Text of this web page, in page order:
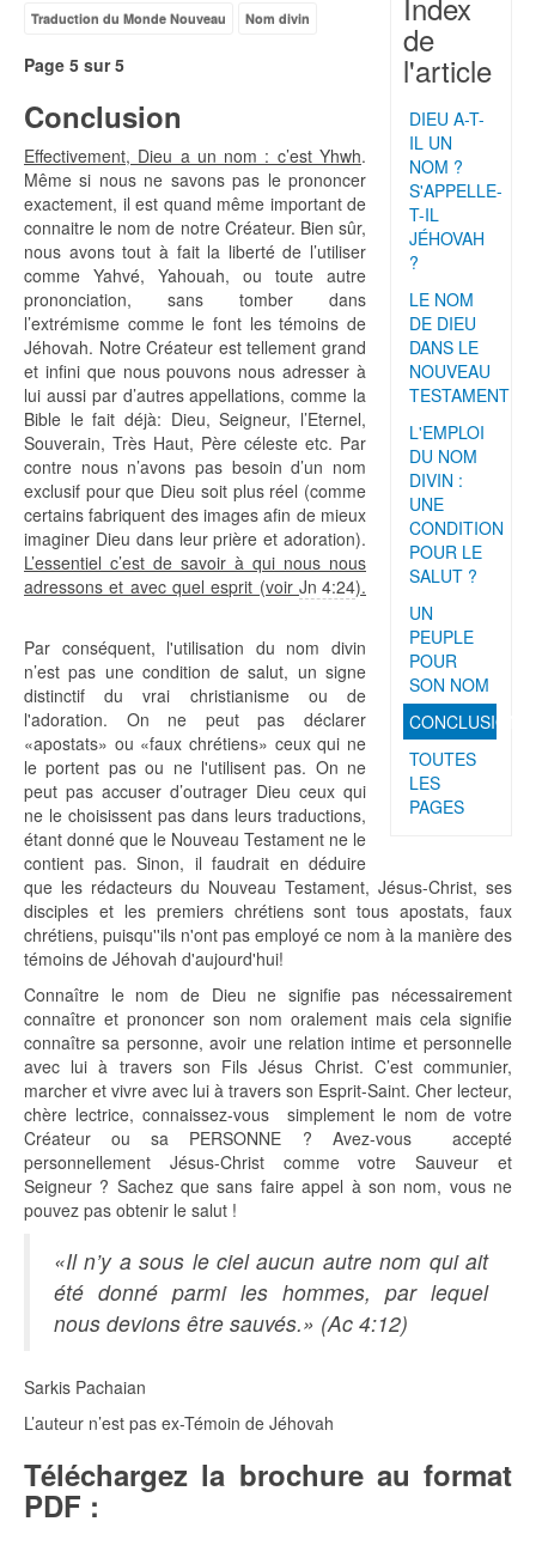
de
l'article
DIEU A-T-
IL UN
NOM ?
S'APPELLE-
T-IL
JÉHOVAH
?
LE NOM
DE DIEU
DANS LE
NOUVEAU
TESTAMENT
L'EMPLOI
DU NOM
DIVIN :
UNE
CONDITION
POUR LE
SALUT ?
UN
PEUPLE
POUR
SON NOM
CONCLUSION
TOUTES
LES
PAGES
Traduction du Monde Nouveau
Nom divin
Page 5 sur 5
Conclusion
Effectivement, Dieu a un nom : c’est Yhwh.
Même si nous ne savons pas le prononcer
exactement, il est quand même important de
connaitre le nom de notre Créateur. Bien sûr,
nous avons tout à fait la liberté de l’utiliser
comme Yahvé, Yahouah, ou toute autre
prononciation, sans tomber dans
l’extrémisme comme le font les témoins de
Jéhovah. Notre Créateur est tellement grand
et infini que nous pouvons nous adresser à
lui aussi par d’autres appellations, comme la
Bible le fait déjà: Dieu, Seigneur, l’Eternel,
Souverain, Très Haut, Père céleste etc. Par
contre nous n’avons pas besoin d’un nom
exclusif pour que Dieu soit plus réel (comme
certains fabriquent des images afin de mieux
imaginer Dieu dans leur prière et adoration).
L’essentiel c’est de savoir à qui nous nous
adressons et avec quel esprit (voir Jn 4:24).
Par conséquent, l'utilisation du nom divin
n’est pas une condition de salut, un signe
distinctif du vrai christianisme ou de
l'adoration. On ne peut pas déclarer
«apostats» ou «faux chrétiens» ceux qui ne
le portent pas ou ne l'utilisent pas. On ne
peut pas accuser d’outrager Dieu ceux qui
ne le choisissent pas dans leurs traductions,
étant donné que le Nouveau Testament ne le
contient pas. Sinon, il faudrait en déduire
que les rédacteurs du Nouveau Testament, Jésus-Christ, ses
disciples et les premiers chrétiens sont tous apostats, faux
chrétiens, puisqu''ils n'ont pas employé ce nom à la manière des
témoins de Jéhovah d'aujourd'hui!
Connaître le nom de Dieu ne signifie pas nécessairement
connaître et prononcer son nom oralement mais cela signifie
connaître sa personne, avoir une relation intime et personnelle
avec lui à travers son Fils Jésus Christ. C’est communier,
marcher et vivre avec lui à travers son Esprit-Saint. Cher lecteur,
chère lectrice, connaissez-vous simplement le nom de votre
Créateur ou sa PERSONNE ? Avez-vous accepté
personnellement Jésus-Christ comme votre Sauveur et
Seigneur ? Sachez que sans faire appel à son nom, vous ne
pouvez pas obtenir le salut !
«Il n’y a sous le ciel aucun autre nom qui ait
été donné parmi les hommes, par lequel
nous devions être sauvés.» (Ac 4:12)
Sarkis Pachaian
L’auteur n’est pas ex-Témoin de Jéhovah
Téléchargez la brochure au format
PDF :